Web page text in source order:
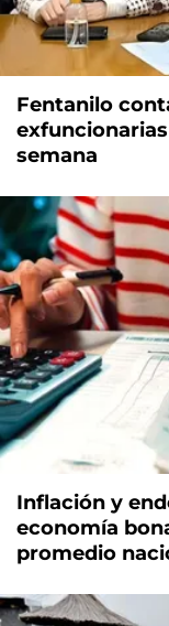
Fentanilo
semana
Inflación y
economía
promedio